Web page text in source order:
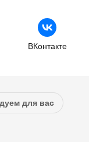
ВКонтакте
для вас